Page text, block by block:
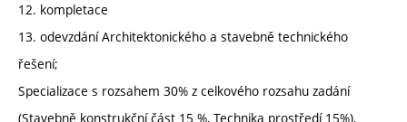
12. kompletace
13. odevzdání Architektonického a stavebně technického
řešení;
Specializace s rozsahem 30% z celkového rozsahu zadání
(Stavebně konstrukční část 15 %, Technika prostředí 15%),